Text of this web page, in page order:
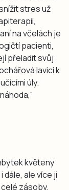
stres už
na včelách je
pacienti,
přeladit svůj
lavici k
úly.
květeny
dále, ale více ji
zásoby,